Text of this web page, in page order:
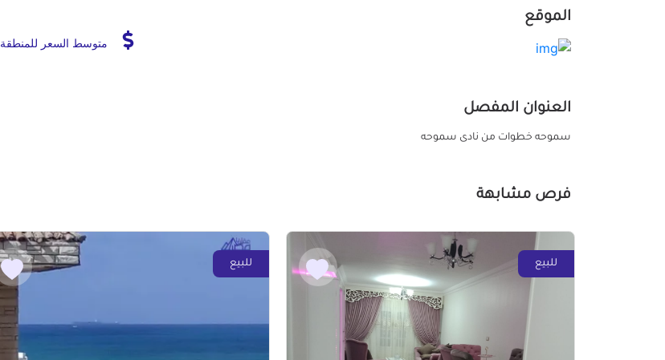
الموقع
متوسط السعر للمنطقة
العنوان المفصل
سموحه خطوات من نادى سموحه
فرص مشابهة
للبيع للبيع